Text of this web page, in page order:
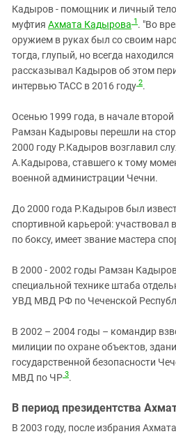
Кадыров - помощник и личный
муфтия Ахмата Кадырова 1 . "Во
оружием в руках был со своим
тогда, глупый, но всегда
рассказывал Кадыров об этом
интервью ТАСС в 2016 году 2.
Осенью 1999 года, в начале
Рамзан Кадыровы перешли на
2000 году Р.Кадыров возглавил
А.Кадырова, ставшего к тому
военной администрации Чечни.
До 2000 года Р.Кадыров был
спортивной карьерой: участвовал
по боксу, имеет звание мастера
В 2000 - 2002 годы Рамзан
специальной технике штаба
УВД МВД РФ по Чеченской
В 2002 – 2004 годы – командир
милиции по охране объектов,
государственной безопасности
МВД по ЧР 3.
В период президентства
В 2003 году, после избрания